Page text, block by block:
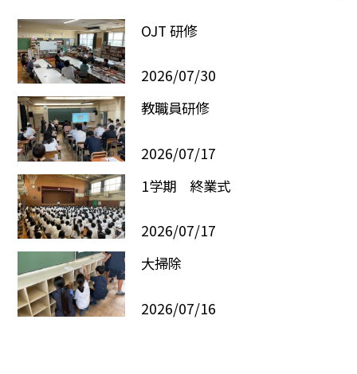
OJT 研修
2026/07/30
教職員研修
2026/07/17
1学期 終業式
2026/07/17
大掃除
2026/07/16